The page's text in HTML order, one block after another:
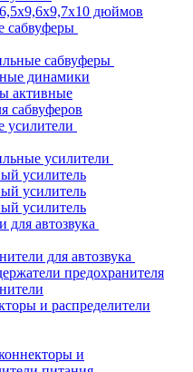
дюймов
сабвуферы
сабвуферы
динамики
активные
сабвуферов
усилители
усилители
усилитель
усилитель
усилитель
для автозвука
для автозвука
предохранителя
и распределители
и